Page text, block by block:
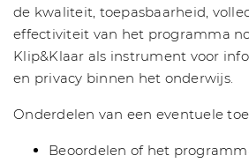
de kwaliteit, toepasbaarheid,
effectiviteit van het programma
Klip&Klaar als instrument voor
en privacy binnen het onderwijs.
Onderdelen van een eventuele
Beoordelen of het